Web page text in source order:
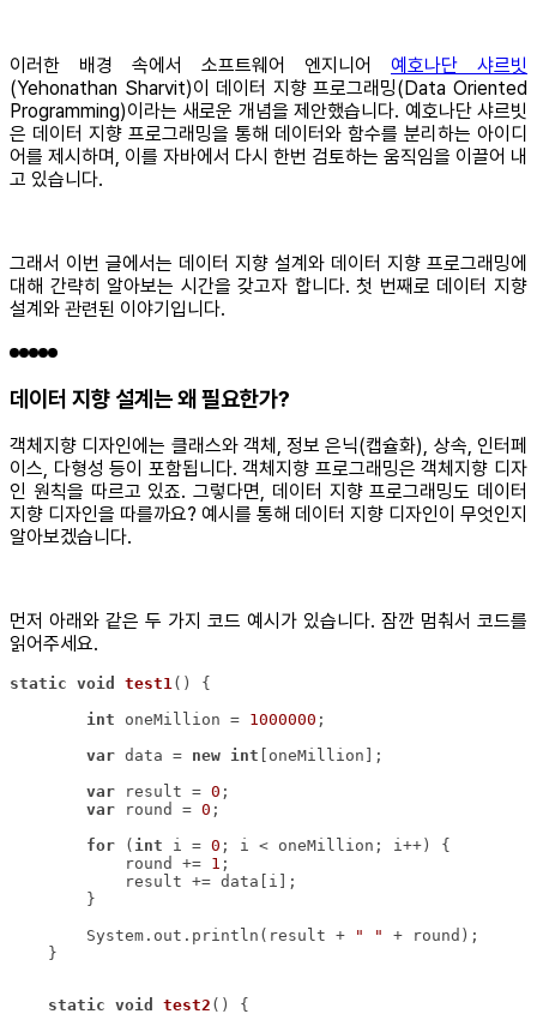
이러한 배경 속에서 소프트웨어 엔지니어 예호나단 샤르빗
(Yehonathan Sharvit)이 데이터 지향 프로그래밍(Data Oriented
Programming)이라는 새로운 개념을 제안했습니다. 예호나단 샤르빗
은 데이터 지향 프로그래밍을 통해 데이터와 함수를 분리하는 아이디
어를 제시하며, 이를 자바에서 다시 한번 검토하는 움직임을 이끌어 내
고 있습니다.
그래서 이번 글에서는 데이터 지향 설계와 데이터 지향 프로그래밍에
대해 간략히 알아보는 시간을 갖고자 합니다. 첫 번째로 데이터 지향
설계와 관련된 이야기입니다.
데이터 지향 설계는 왜 필요한가?
객체지향 디자인에는 클래스와 객체, 정보 은닉(캡슐화), 상속, 인터페
이스, 다형성 등이 포함됩니다. 객체지향 프로그래밍은 객체지향 디자
인 원칙을 따르고 있죠. 그렇다면, 데이터 지향 프로그래밍도 데이터
지향 디자인을 따를까요? 예시를 통해 데이터 지향 디자인이 무엇인지
알아보겠습니다.
먼저 아래와 같은 두 가지 코드 예시가 있습니다. 잠깐 멈춰서 코드를
읽어주세요.
static void test1()
int oneMillion = 1000000
var data = new int
var result = 0
var round = 0
for ( int i = 0
            round +=
1
        System.out.println(result +
" "
    }
static void test2 ()